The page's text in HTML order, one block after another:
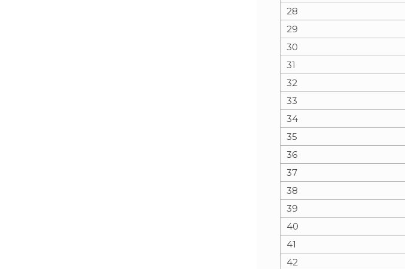
28
29
30
31
32
33
34
35
36
37
38
39
40
41
42